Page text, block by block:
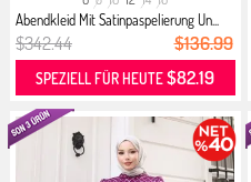
Abendkleid Mit Satinpaspelierung Un...
$342.44 $136.99
SPEZIELL FÜR HEUTE$82.19